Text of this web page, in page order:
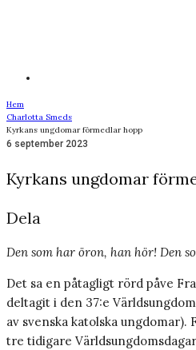
Hem
Charlotta Smeds
Kyrkans ungdomar förmedlar hopp
6 september 2023
Kyrkans ungdomar
Dela
Den som har öron, han hör! Den
Det sa en påtagligt rörd påve
deltagit i den 37:e
av svenska katolska ungdomar).
tre tidigare